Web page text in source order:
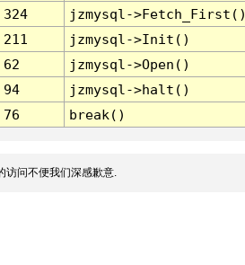
324
jzmysql-
211
jzmysql->Init()
62
jzmysql->Open()
94
jzmysql->halt()
76 break()
访问不便我们深感歉意.